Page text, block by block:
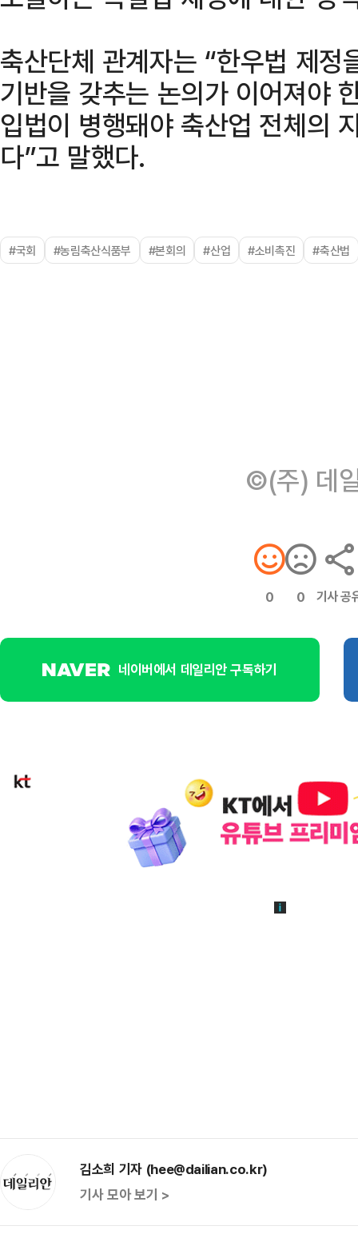
축산단체 관계자는 “한우법 제
기반을 갖추는 논의가 이어져야
입법이 병행돼야 축산업 전체의
다”고 말했다.
#국회 #농림축산식품부 #본회의 #산업 #소비촉진 #축산법
©(주) 데
0 0 기사 공
네이버에서 데일리안 구독하기
김소희 기자 (hee@dailian.co.kr)
기사 모아 보기 >